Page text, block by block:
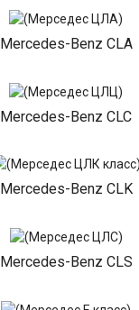
Mercedes-Benz CLA
Mercedes-Benz CLC
Mercedes-Benz CLK
Mercedes-Benz CLS